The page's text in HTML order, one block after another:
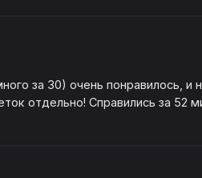
за 30) очень понравилось, и
отдельно! Справились за 52